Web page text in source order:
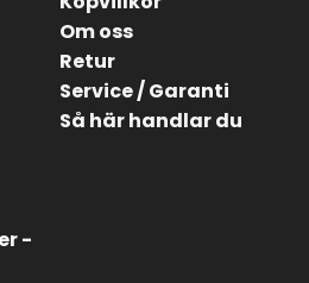
-
Om oss
Retur
Service / Garanti
Så här handlar du